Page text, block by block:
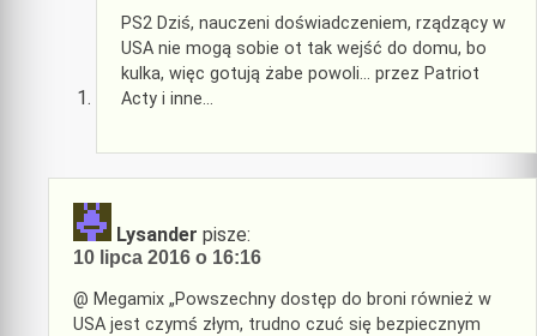
PS2 Dziś, nauczeni doświadczeniem, rządzący w
USA nie mogą sobie ot tak wejść do domu, bo
kulka, więc gotują żabe powoli… przez Patriot
Acty i inne…
Lysander pisze:
10 lipca 2016 o 16:16
@ Megamix „Powszechny dostęp do broni również w
USA jest czymś złym, trudno czuć się bezpiecznym